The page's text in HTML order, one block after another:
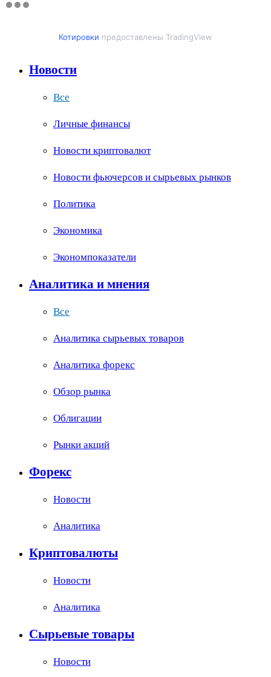
Котировки предоставлены TradingView
Новости
Все
Личные финансы
Новости криптовалют
Новости фьючерсов и сырьевых рынков
Политика
Экономика
Экономпоказатели
Аналитика и мнения
Все
Аналитика сырьевых товаров
Аналитика форекс
Обзор рынка
Облигации
Рынки акций
Форекс
Новости
Аналитика
Криптовалюты
Новости
Аналитика
Сырьевые товары
Новости